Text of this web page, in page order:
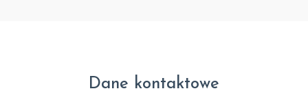
Dane kontaktowe